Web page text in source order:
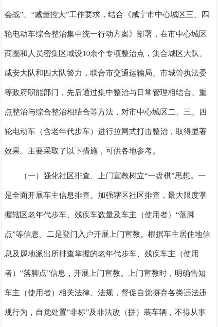
会战”、“减量控大”工作要求，结合《咸宁市中心城区三、四
轮电动车综合整治集中统一行动方案》部署 ，在市中心城区
商圈和人员密集区域设10余个专项整治点，集合城区大队、
咸安大队和四大队警力，联合市交通运输局、市城管执法委
等政府职能部门，先后通过集中整治与日常管理相结合、重
点整治与综合整治相结合等方法，对市中心城区二、三、四
轮电动车（含老年代步车）进行拉网式打击整治 ，取得显著
效果。 主要采取了以下措施，可供各地参考。
（一）强化社区排查、上门宣教树立“一盘棋”思想。一
是全面开展车主信息排查。 加强辖区社区排查，最大限度掌
握辖区老年代步车、残疾车数量及车主（使用者）“落脚
点”等信息。 二是登门入户开展上门宣教。根据车主居住地信
息及属地派出所排查掌握的老年代步车、残疾车主（使用
者）“落脚点”信息，开展上门宣教。上门宣教时，明确告知
车主（使用者）相关法律、法规，督促自觉摒弃各类违法违
规行为，自觉处置“非标”及非法改（拼）装车辆，不得从事